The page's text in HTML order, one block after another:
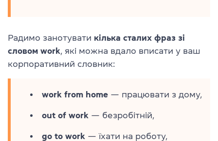
Радимо занотувати кілька сталих фраз зі
словом work, які можна вдало вписати у ваш
корпоративний словник:
work from home — працювати з дому,
out of work — безробітній,
go to work — їхати на роботу,